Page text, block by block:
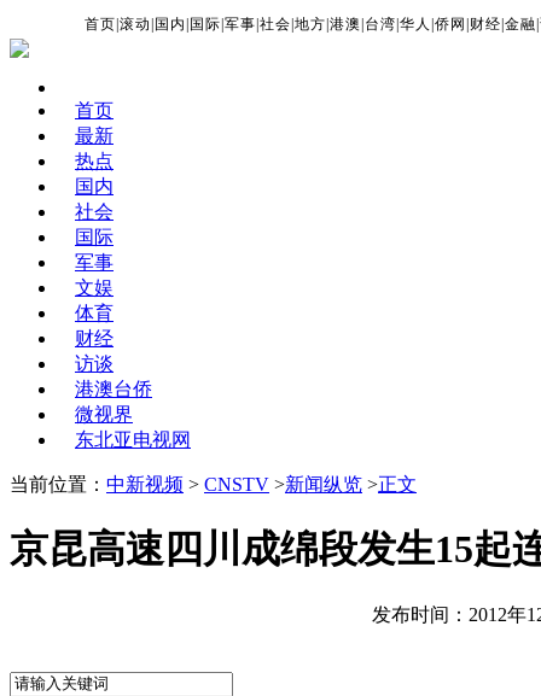
首页 |滚动 国内 国际 |军事 |社会 |地方 |港澳 台湾 |华人 |侨网 财经 |金融 |
首页
最新
热点
国内
社会
国际
军事
文娱
体育
财经
访谈
港澳台侨
微视界
东北亚电视网
当前位置： 中新视频 > CNSTV >新闻纵览 >正文
京昆高速四川成绵段发生15起
发布时间：2012年